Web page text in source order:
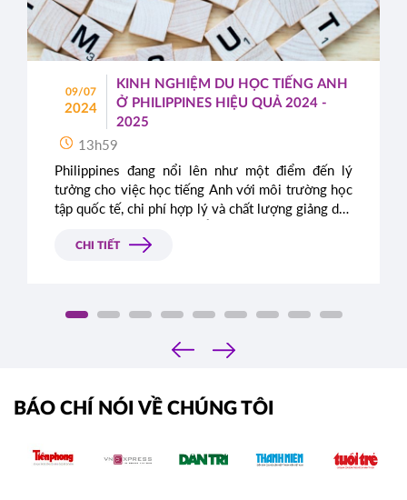
09/07
2024
KINH NGHIỆM DU HỌC TIẾNG ANH
Ở PHILIPPINES HIỆU QUẢ 2024 -
2025
13h59
Philippines đang nổi lên như một điểm đến lý
tưởng cho việc học tiếng Anh với môi trường học
tập quốc tế, chi phí hợp lý và chất lượng giảng dạy
kinh nghiệm quý báu để bạn có thể tận dụng tối đa
CHI TIẾT
‹
›
BÁO CHÍ NÓI VỀ CHÚNG TÔI